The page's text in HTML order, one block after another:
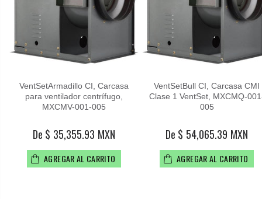
VentSetArmadillo CI, Carcasa
para ventilador centrífugo,
MXCMV-001-005
De $ 35,355.93 MXN
AGREGAR AL CARRITO
VentSetBull CI, Carcasa CMI
Clase 1 VentSet, MXCMQ-
005
De $ 54,065.39 MXN
AGREGAR AL CARRITO